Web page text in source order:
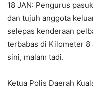
18 JAN: Pengurus
dan tujuh anggota
selepas kenderaan
terbabas di Kilometer 8
sini, malam tadi.
Ketua Polis Daerah